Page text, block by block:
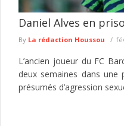
Daniel Alves en
By La rédaction Houssou
L’ancien joueur du FC
deux semaines dans une
présumés d’agression